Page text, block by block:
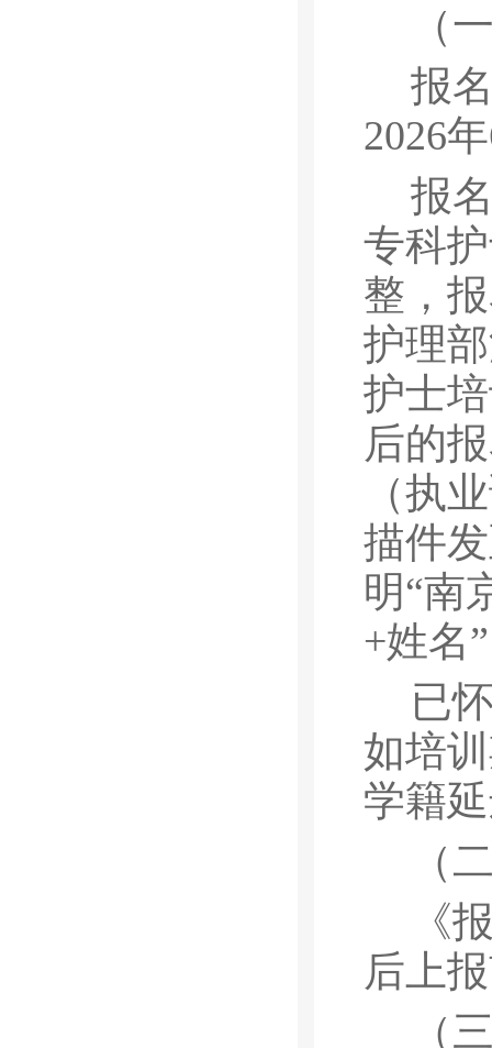
（
报
2026年
报
专科
整，
护理
护士
后的
（执
描件
明“南
+姓名”
已
如培
学籍
（
《
后上
（